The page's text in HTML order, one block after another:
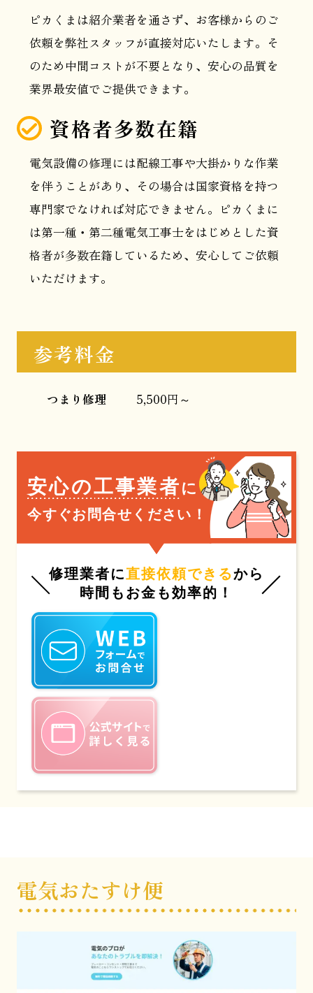
ピカくまは紹介業者を通さず、お客様からのご
依頼を弊社スタッフが直接対応いたします。そ
のため中間コストが不要となり、安心の品質を
業界最安値でご提供できます。
資格者多数在籍
電気設備の修理には配線工事や大掛かりな作業
を伴うことがあり、その場合は国家資格を持つ
専門家でなければ対応できません。ピカくまに
は第一種・第二種電気工事士をはじめとした資
格者が多数在籍しているため、安心してご依頼
いただけます。
参考料金
つまり修理 5,500円～
安心の工事業者に
今すぐお問合せください！
修理業者に直接依頼できるから
時間もお金も効率的！
電気おたすけ便